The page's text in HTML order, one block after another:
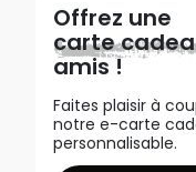
Offrez une
carte
amis !
Faites plaisir à
notre e-carte
personnalisable.